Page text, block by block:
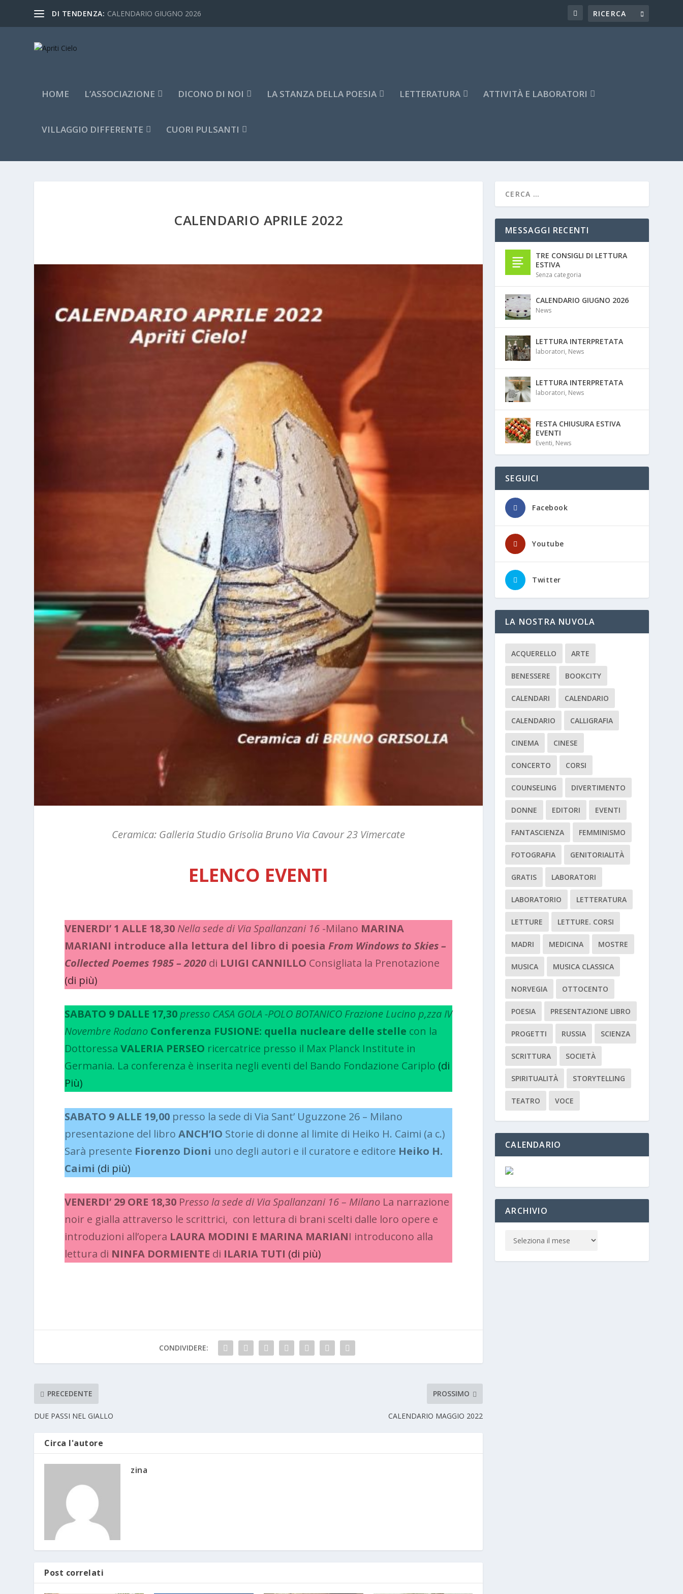
DI TENDENZA: CALENDARIO GIUGNO 2026
HOME L’ASSOCIAZIONE DICONO DI NOI LA STANZA DELLA POESIA LETTERATURA ATTIVITÀ E LABORATORI
VILLAGGIO DIFFERENTE CUORI PULSANTI
CALENDARIO APRILE 2022
Ceramica: Galleria Studio Grisolia Bruno Via Cavour 23 Vimercate
ELENCO EVENTI
VENERDI’ 1 ALLE 18,30 Nella sede di Via Spallanzani 16 -Milano MARINA
MARIANI introduce alla lettura del libro di poesia From Windows to Skies –
Collected Poemes 1985 – 2020 di LUIGI CANNILLO Consigliata la Prenotazione
(di più)
SABATO 9 DALLE 17,30presso CASA GOLA -POLO BOTANICO Frazione Lucino p,zza IV
Novembre Rodano Conferenza FUSIONE: quella nucleare delle stelle con la
DottoressaVALERIA PERSEO ricercatrice presso il Max Planck Institute in
Germania. La conferenza è inserita negli eventi del Bando Fondazione Cariplo (di
Più)
SABATO 9 ALLE 19,00 presso la sede di Via Sant’ Uguzzone 26 – Milano
presentazione del libro ANCH’IO Storie di donne al limite di Heiko H. Caimi (a c.)
Sarà presente Fiorenzo Dioni uno degli autori e il curatore e editore Heiko H.
Caimi (di più)
VENERDI’ 29 ORE 18,30 Presso la sede di Via Spallanzani 16 – Milano La narrazione
noir e gialla attraverso le scrittrici, con lettura di brani scelti dalle loro opere e
introduzioni all’opera LAURA MODINI E MARINA MARIANI introducono alla
lettura di NINFA DORMIENTE di ILARIA TUTI (di più)
CONDIVIDERE:
PRECEDENTE
DUE PASSI NEL GIALLO
PROSSIMO
CALENDARIO MAGGIO 2022
Circa l'autore
zina
Post correlati
MESSAGGI RECENTI
TRE CONSIGLI DI LETTURA
ESTIVA
Senza categoria
CALENDARIO GIUGNO 2026
News
LETTURA INTERPRETATA
laboratori, News
LETTURA INTERPRETATA
laboratori, News
FESTA CHIUSURA ESTIVA
EVENTI
Eventi, News
SEGUICI
Facebook
Youtube
Twitter
LA NOSTRA NUVOLA
ACQUERELLO ARTE
BENESSERE BOOKCITY
CALENDARI CALENDARIO
CALENDARIO CALLIGRAFIA
CINEMA CINESE
CONCERTO CORSI
COUNSELING DIVERTIMENTO
DONNE EDITORI EVENTI
FANTASCIENZA FEMMINISMO
FOTOGRAFIA GENITORIALITÀ
GRATIS LABORATORI
LABORATORIO LETTERATURA
LETTURE LETTURE. CORSI
MADRI MEDICINA MOSTRE
MUSICA MUSICA CLASSICA
NORVEGIA OTTOCENTO
POESIA PRESENTAZIONE LIBRO
PROGETTI RUSSIA SCIENZA
SCRITTURA SOCIETÀ
SPIRITUALITÀ STORYTELLING
TEATRO VOCE
CALENDARIO
ARCHIVIO